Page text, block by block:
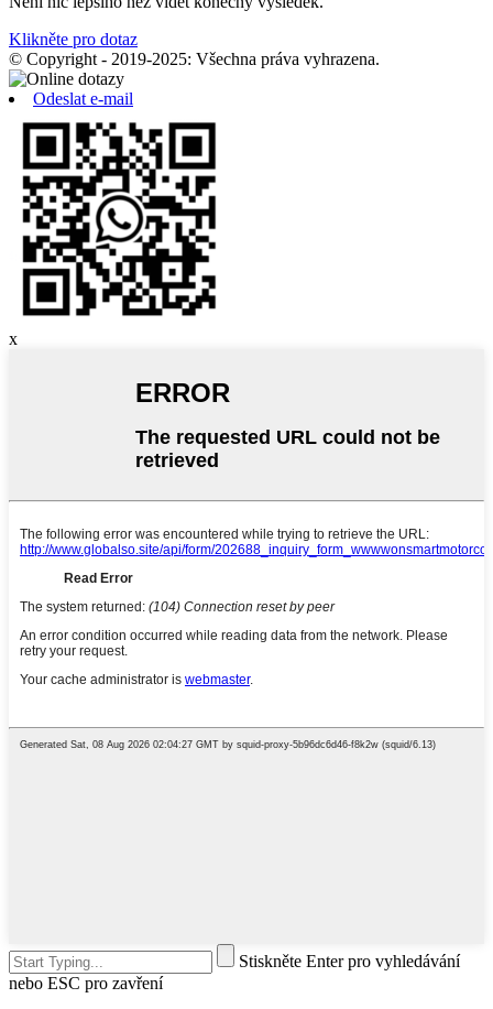
Klikněte pro dotaz
© Copyright - 2019-2025: Všechna práva vyhrazena.
Odeslat e-mail
x
Stiskněte Enter pro vyhledávání
nebo ESC pro zavření